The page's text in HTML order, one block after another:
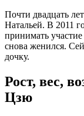
Почти двадцать
Натальей. В 2011
принимать
снова женился.
дочку.
Рост, вес,
Цзю